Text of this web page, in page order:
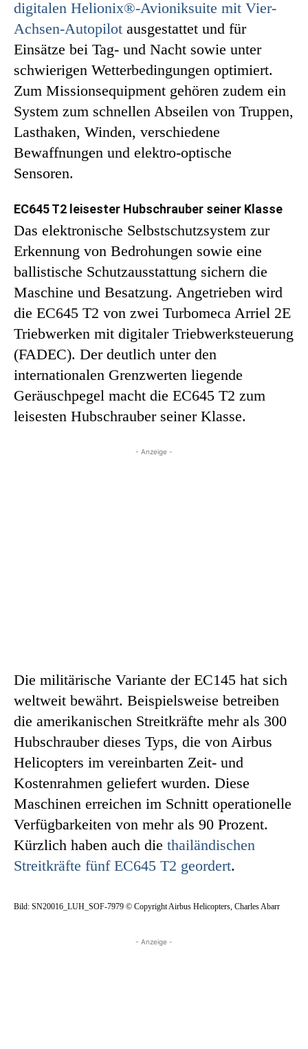
digitalen Helionix®-Avioniksuite mit Vier-
Achsen-Autopilot ausgestattet und für
Einsätze bei Tag- und Nacht sowie unter
schwierigen Wetterbedingungen optimiert.
Zum Missionsequipment gehören zudem ein
System zum schnellen Abseilen von Truppen,
Lasthaken, Winden, verschiedene
Bewaffnungen und elektro-optische
Sensoren.
EC645 T2 leisester Hubschrauber seiner Klasse
Das elektronische Selbstschutzsystem zur
Erkennung von Bedrohungen sowie eine
ballistische Schutzausstattung sichern die
Maschine und Besatzung. Angetrieben wird
die EC645 T2 von zwei Turbomeca Arriel 2E
Triebwerken mit digitaler Triebwerksteuerung
(FADEC). Der deutlich unter den
internationalen Grenzwerten liegende
Geräuschpegel macht die EC645 T2 zum
leisesten Hubschrauber seiner Klasse.
- Anzeige -
Die militärische Variante der EC145 hat sich
weltweit bewährt. Beispielsweise betreiben
die amerikanischen Streitkräfte mehr als 300
Hubschrauber dieses Typs, die von Airbus
Helicopters im vereinbarten Zeit- und
Kostenrahmen geliefert wurden. Diese
Maschinen erreichen im Schnitt operationelle
Verfügbarkeiten von mehr als 90 Prozent.
Kürzlich haben auch die thailändischen
Streitkräfte fünf EC645 T2 geordert.
Bild: SN20016_LUH_SOF-7979 © Copyright Airbus Helicopters, Charles Abarr
- Anzeige -